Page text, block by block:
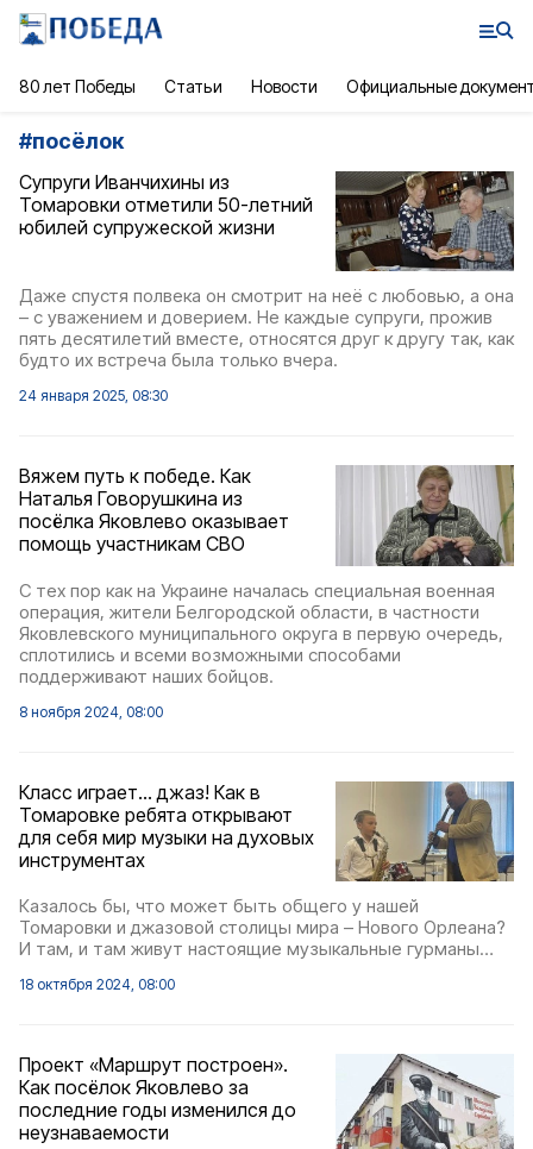
80 лет Победы Статьи Новости Официальные
#посёлок
Супруги Иванчихины из
Томаровки отметили 50-летний
юбилей супружеской жизни
Даже спустя полвека он смотрит на неё с любовью, а она
– с уважением и доверием. Не каждые супруги, прожив
пять десятилетий вместе, относятся друг к другу так, как
будто их встреча была только вчера.
24 января 2025, 08:30
Вяжем путь к победе. Как
Наталья Говорушкина из
посёлка Яковлево оказывает
помощь участникам СВО
С тех пор как на Украине началась специальная военная
операция, жители Белгородской области, в частности
Яковлевского муниципального округа в первую очередь,
сплотились и всеми возможными способами
поддерживают наших бойцов.
8 ноября 2024, 08:00
Класс играет... джаз! Как в
Томаровке ребята открывают
для себя мир музыки на духовых
инструментах
Казалось бы, что может быть общего у нашей
Томаровки и джазовой столицы мира – Нового Орлеана?
И там, и там живут настоящие музыкальные гурманы…
18 октября 2024, 08:00
Проект «Маршрут построен».
Как посёлок Яковлево за
последние годы изменился до
неузнаваемости